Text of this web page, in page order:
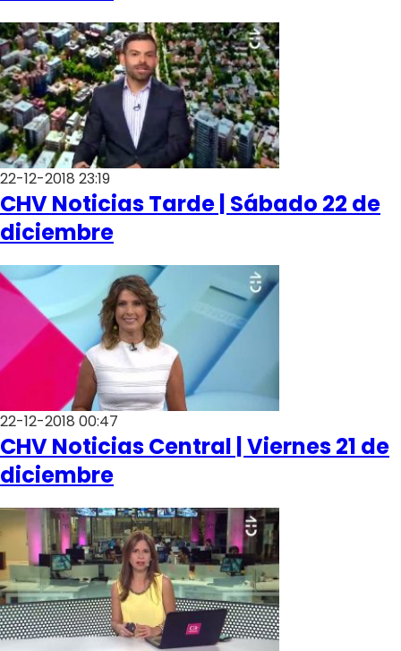
22-12-2018 23:19
CHV Noticias Tarde | Sábado 22 de
diciembre
22-12-2018 00:47
CHV Noticias Central | Viernes 21 de
diciembre
Contigo en Directo
Plan Perfecto
El Tiempo
Sabingo
Todos Los Programas